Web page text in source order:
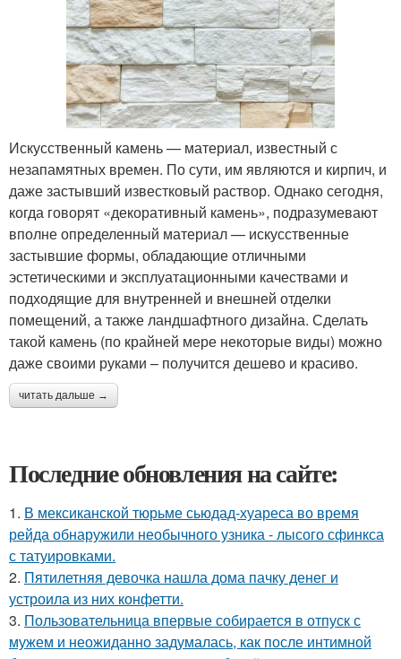
Искусственный камень — материал, известный с
незапамятных времен. По сути, им являются и кирпич, и
даже застывший известковый раствор. Однако сегодня,
когда говорят «декоративный камень», подразумевают
вполне определенный материал — искусственные
застывшие формы, обладающие отличными
эстетическими и эксплуатационными качествами и
подходящие для внутренней и внешней отделки
помещений, а также ландшафтного дизайна. Сделать
такой камень (по крайней мере некоторые виды) можно
даже своими руками – получится дешево и красиво.
читать дальше →
Последние обновления на сайте:
1. В мексиканской тюрьме сьюдад-хуареса во время
рейда обнаружили необычного узника - лысого сфинкса
с татуировками.
2. Пятилетняя девочка нашла дома пачку денег и
устроила из них конфетти.
3. Пользовательница впервые собирается в отпуск с
мужем и неожиданно задумалась, как после интимной